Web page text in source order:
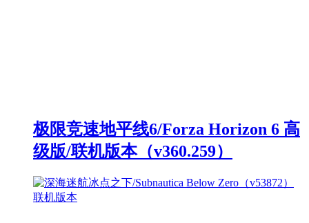
极限竞速地平线6/Forza Horizon 6 高
级版/联机版本（v360.259）